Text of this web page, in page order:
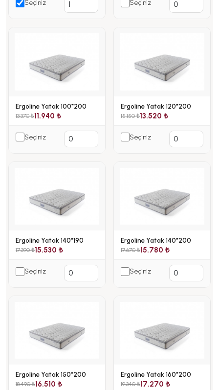
Seçiniz Seçiniz
Ergoline Yatak 100*200
13.370 ₺11.940 ₺
Seçiniz
Ergoline Yatak 120*200
15.150 ₺13.520 ₺
Seçiniz
Ergoline Yatak 140*190
17.390 ₺15.530 ₺
Seçiniz
Ergoline Yatak 140*200
17.670 ₺15.780 ₺
Seçiniz
Ergoline Yatak 150*200
18.490 ₺16.510 ₺
Ergoline Yatak 160*200
19.340 ₺17.270 ₺